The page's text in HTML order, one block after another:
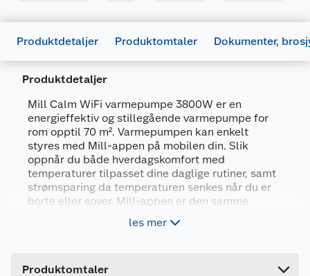
Produktdetaljer Produktomtaler Dokumenter,
Produktdetaljer
Mill Calm WiFi varmepumpe 3800W er en
energieffektiv og stillegående varmepumpe for
rom opptil 70 m². Varmepumpen kan enkelt
styres med Mill-appen på mobilen din. Slik
oppnår du både hverdagskomfort med
temperaturer tilpasset dine daglige rutiner, samt
strømsparing da temperaturen senkes når du er
borte eller sover. Mill-appen er den samme
betyr at du kan få full kontroll over oppvarmingen
skandinaviske hjemmekomforten med høy
les mer
Produktomtaler
Produktdatablad
1053355_7090019825537_.pdf
Last ned / vis datablad
Generelt
Artikkelnummer
7090019825537
Leverandørens artikkelnummer
MHP3800
Størrelse
3800 W